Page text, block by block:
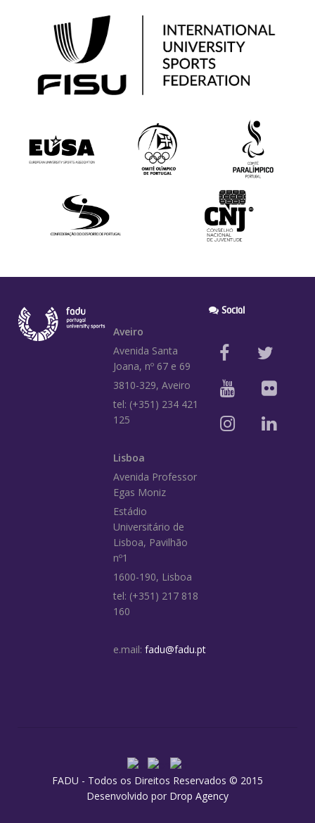
Aveiro
Avenida Santa
Joana, nº 67 e 69
3810-329, Aveiro
tel: (+351) 234 421
125
Lisboa
Avenida Professor
Egas Moniz
Estádio
Universitário de
Lisboa, Pavilhão
nº1
1600-190, Lisboa
tel: (+351) 217 818
160
e.mail: fadu@fadu.pt
Social
FADU - Todos os Direitos Reservados © 2015
Desenvolvido por Drop Agency